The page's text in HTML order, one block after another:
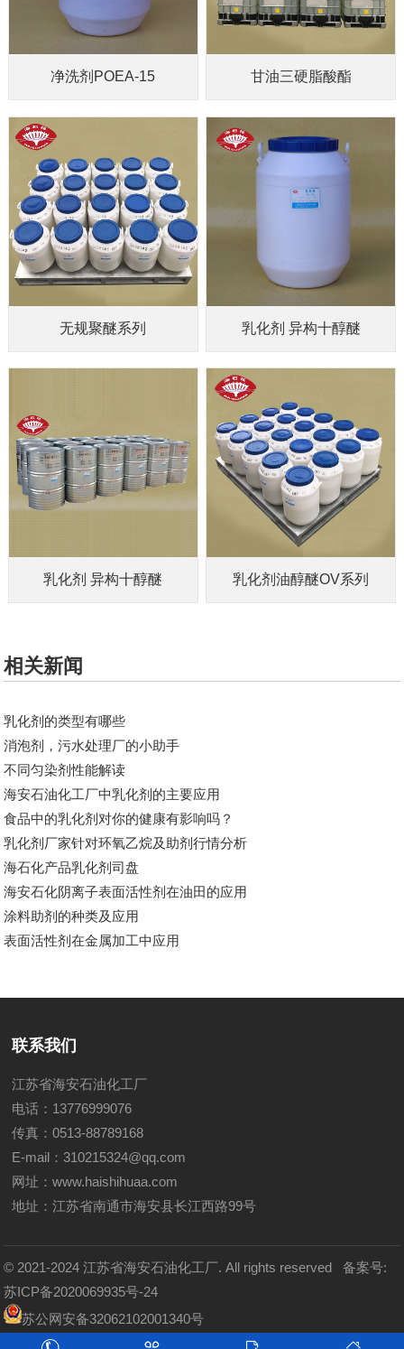
净洗剂POEA-15 甘油三硬脂酸酯
无规聚醚系列 乳化剂 异构十醇醚
乳化剂 异构十醇醚 乳化剂油醇醚OV系列
相关新闻
乳化剂的类型有哪些
消泡剂，污水处理厂的小助手
不同匀染剂性能解读
海安石油化工厂中乳化剂的主要应用
食品中的乳化剂对你的健康有影响吗？
乳化剂厂家针对​环氧乙烷及助剂行情分析
海石化产品乳化剂司盘
海安石化阴离子表面活性剂在油田的应用
涂料助剂的种类及应用
表面活性剂在金属加工中应用
联系我们
江苏省海安石油化工厂
电话：13776999076
传真：0513-88789168
E-mail：310215324@qq.com
网址：www.haishihuaa.com
地址：江苏省南通市海安县长江西路99号
© 2021-2024 江苏省海安石油化工厂. All rights reserved备案号:
苏ICP备2020069935号-24
苏公网安备32062102001340号